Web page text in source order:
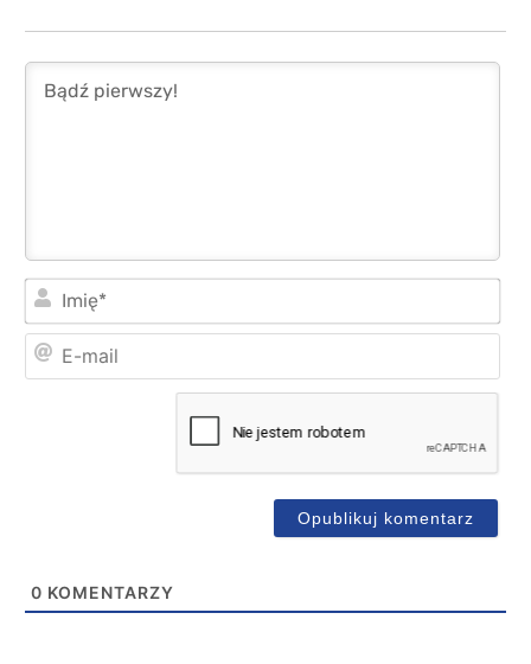
0 KOMENTARZY